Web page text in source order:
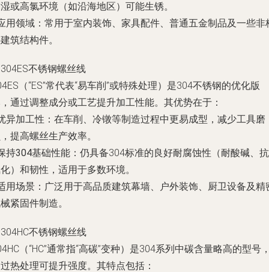
或高氯环境（如沿海地区）可能生锈。
用领域 ：常用于室内装饰、家具配件、普通五金制品及一些非
筑结构件。
不锈钢螺丝线
（“ES”常代表“易车削”或特殊处理）是304不锈钢的优化版
通过调整成分或工艺提升加工性能。其优势在于：
异加工性 ：在车削、冷镦等制造过程中更易成型，减少工具磨
提高螺丝生产效率。
持304基础性能 ：仍具备304标准的良好耐腐蚀性（耐酸碱、抗
）和韧性，适用于多数环境。
用场景 ：广泛用于高品质建筑幕墙、户外装饰、厨卫设备及精
紧固件制造。
不锈钢螺丝线
（“HC”通常指“高碳”变种）是304系列中碳含量略高的型号
热处理可提升强度。其特点包括：